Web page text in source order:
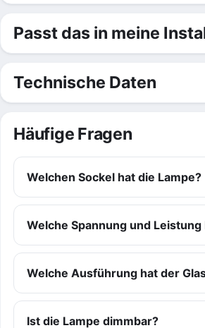
Passt das in meine
Technische Daten
Häufige Fragen
Welchen Sockel hat die Lampe?
Welche Spannung und Leistung
Welche Ausführung hat der
Ist die Lampe dimmbar?